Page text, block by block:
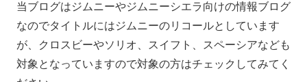
当ブログはジムニーやジムニーシエラ向けの情報ブログ
なのでタイトルにはジムニーのリコールとしています
が、クロスビーやソリオ、スイフト、スペーシアなども
対象となっていますので対象の方はチェックしてみてく